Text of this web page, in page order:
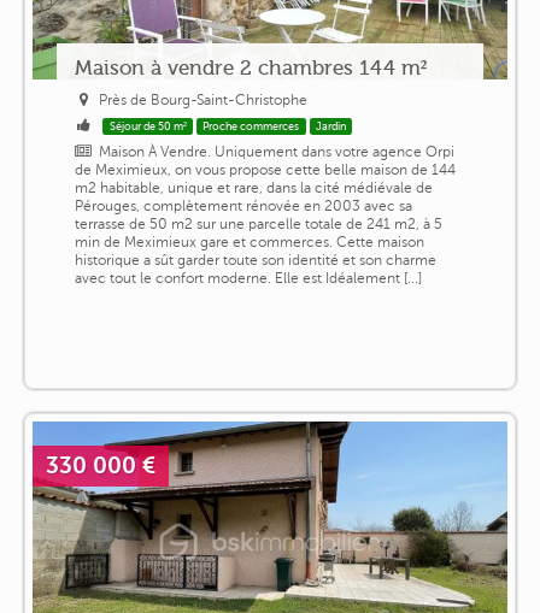
Maison à vendre 2 chambres 144 m²
Près de Bourg-Saint-Christophe
Séjour de 50 m² Proche commerces Jardin
Maison À Vendre. Uniquement dans votre agence Orpi
de Meximieux, on vous propose cette belle maison de 144
m2 habitable, unique et rare, dans la cité médiévale de
Pérouges, complètement rénovée en 2003 avec sa
terrasse de 50 m2 sur une parcelle totale de 241 m2, à 5
min de Meximieux gare et commerces. Cette maison
historique a sût garder toute son identité et son charme
avec tout le confort moderne. Elle est Idéalement [...]
330 000 €